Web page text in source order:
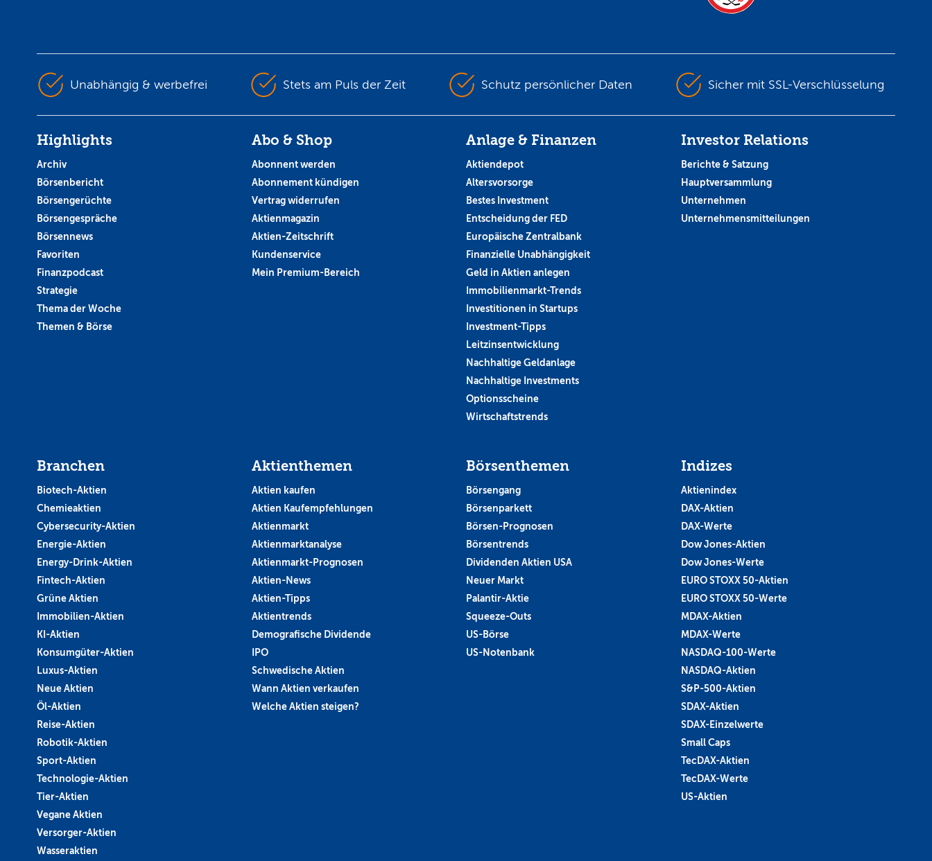
Unabhängig & werbefrei Stets am Puls der Zeit Schutz persönlicher Daten Sicher mit SSL-Verschlüsselung
Highlights
Archiv
Börsenbericht
Börsengerüchte
Börsengespräche
Börsennews
Favoriten
Finanzpodcast
Strategie
Thema der Woche
Themen & Börse
Abo & Shop
Abonnent werden
Abonnement kündigen
Vertrag widerrufen
Aktienmagazin
Aktien-Zeitschrift
Kundenservice
Mein Premium-Bereich
Anlage & Finanzen
Aktiendepot
Altersvorsorge
Bestes Investment
Entscheidung der FED
Europäische Zentralbank
Finanzielle Unabhängigkeit
Geld in Aktien anlegen
Immobilienmarkt-Trends
Investitionen in Startups
Investment-Tipps
Leitzinsentwicklung
Nachhaltige Geldanlage
Nachhaltige Investments
Optionsscheine
Wirtschaftstrends
Investor Relations
Berichte & Satzung
Hauptversammlung
Unternehmen
Unternehmensmitteilungen
Branchen
Biotech-Aktien
Chemieaktien
Cybersecurity-Aktien
Energie-Aktien
Energy-Drink-Aktien
Fintech-Aktien
Grüne Aktien
Immobilien-Aktien
KI-Aktien
Konsumgüter-Aktien
Luxus-Aktien
Neue Aktien
Öl-Aktien
Reise-Aktien
Robotik-Aktien
Sport-Aktien
Technologie-Aktien
Tier-Aktien
Vegane Aktien
Versorger-Aktien
Wasseraktien
Aktienthemen
Aktien kaufen
Aktien Kaufempfehlungen
Aktienmarkt
Aktienmarktanalyse
Aktienmarkt-Prognosen
Aktien-News
Aktien-Tipps
Aktientrends
Demografische Dividende
IPO
Schwedische Aktien
Wann Aktien verkaufen
Welche Aktien steigen?
Börsenthemen
Börsengang
Börsenparkett
Börsen-Prognosen
Börsentrends
Dividenden Aktien USA
Neuer Markt
Palantir-Aktie
Squeeze-Outs
US-Börse
US-Notenbank
Indizes
Aktienindex
DAX-Aktien
DAX-Werte
Dow Jones-Aktien
Dow Jones-Werte
EURO STOXX 50-Aktien
EURO STOXX 50-Werte
MDAX-Aktien
MDAX-Werte
NASDAQ-100-Werte
NASDAQ-Aktien
S&P-500-Aktien
SDAX-Aktien
SDAX-Einzelwerte
Small Caps
TecDAX-Aktien
TecDAX-Werte
US-Aktien